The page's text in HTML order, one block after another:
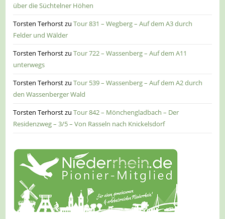
über die Süchtelner Höhen
Torsten TerhorstzuTour 831 – Wegberg – Auf dem A3 durch
Felder und Wälder
Torsten TerhorstzuTour 722 – Wassenberg – Auf dem A11
unterwegs
Torsten TerhorstzuTour 539 – Wassenberg – Auf dem A2 durch
den Wassenberger Wald
Torsten TerhorstzuTour 842 – Mönchengladbach – Der
Residenzweg – 3/5 – Von Rasseln nach Knickelsdorf